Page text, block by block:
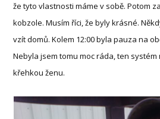
že tyto vlastnosti máme v sobě. Potom
kobzole. Musím říci, že byly krásné.
vzít domů. Kolem 12:00 byla pauza na
Nebyla jsem tomu moc ráda, ten systém
křehkou ženu.